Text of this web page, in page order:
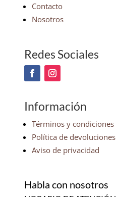
Contacto
Nosotros
Redes Sociales
Información
Términos y condiciones
Política de devoluciones
Aviso de privacidad
Habla con nosotros